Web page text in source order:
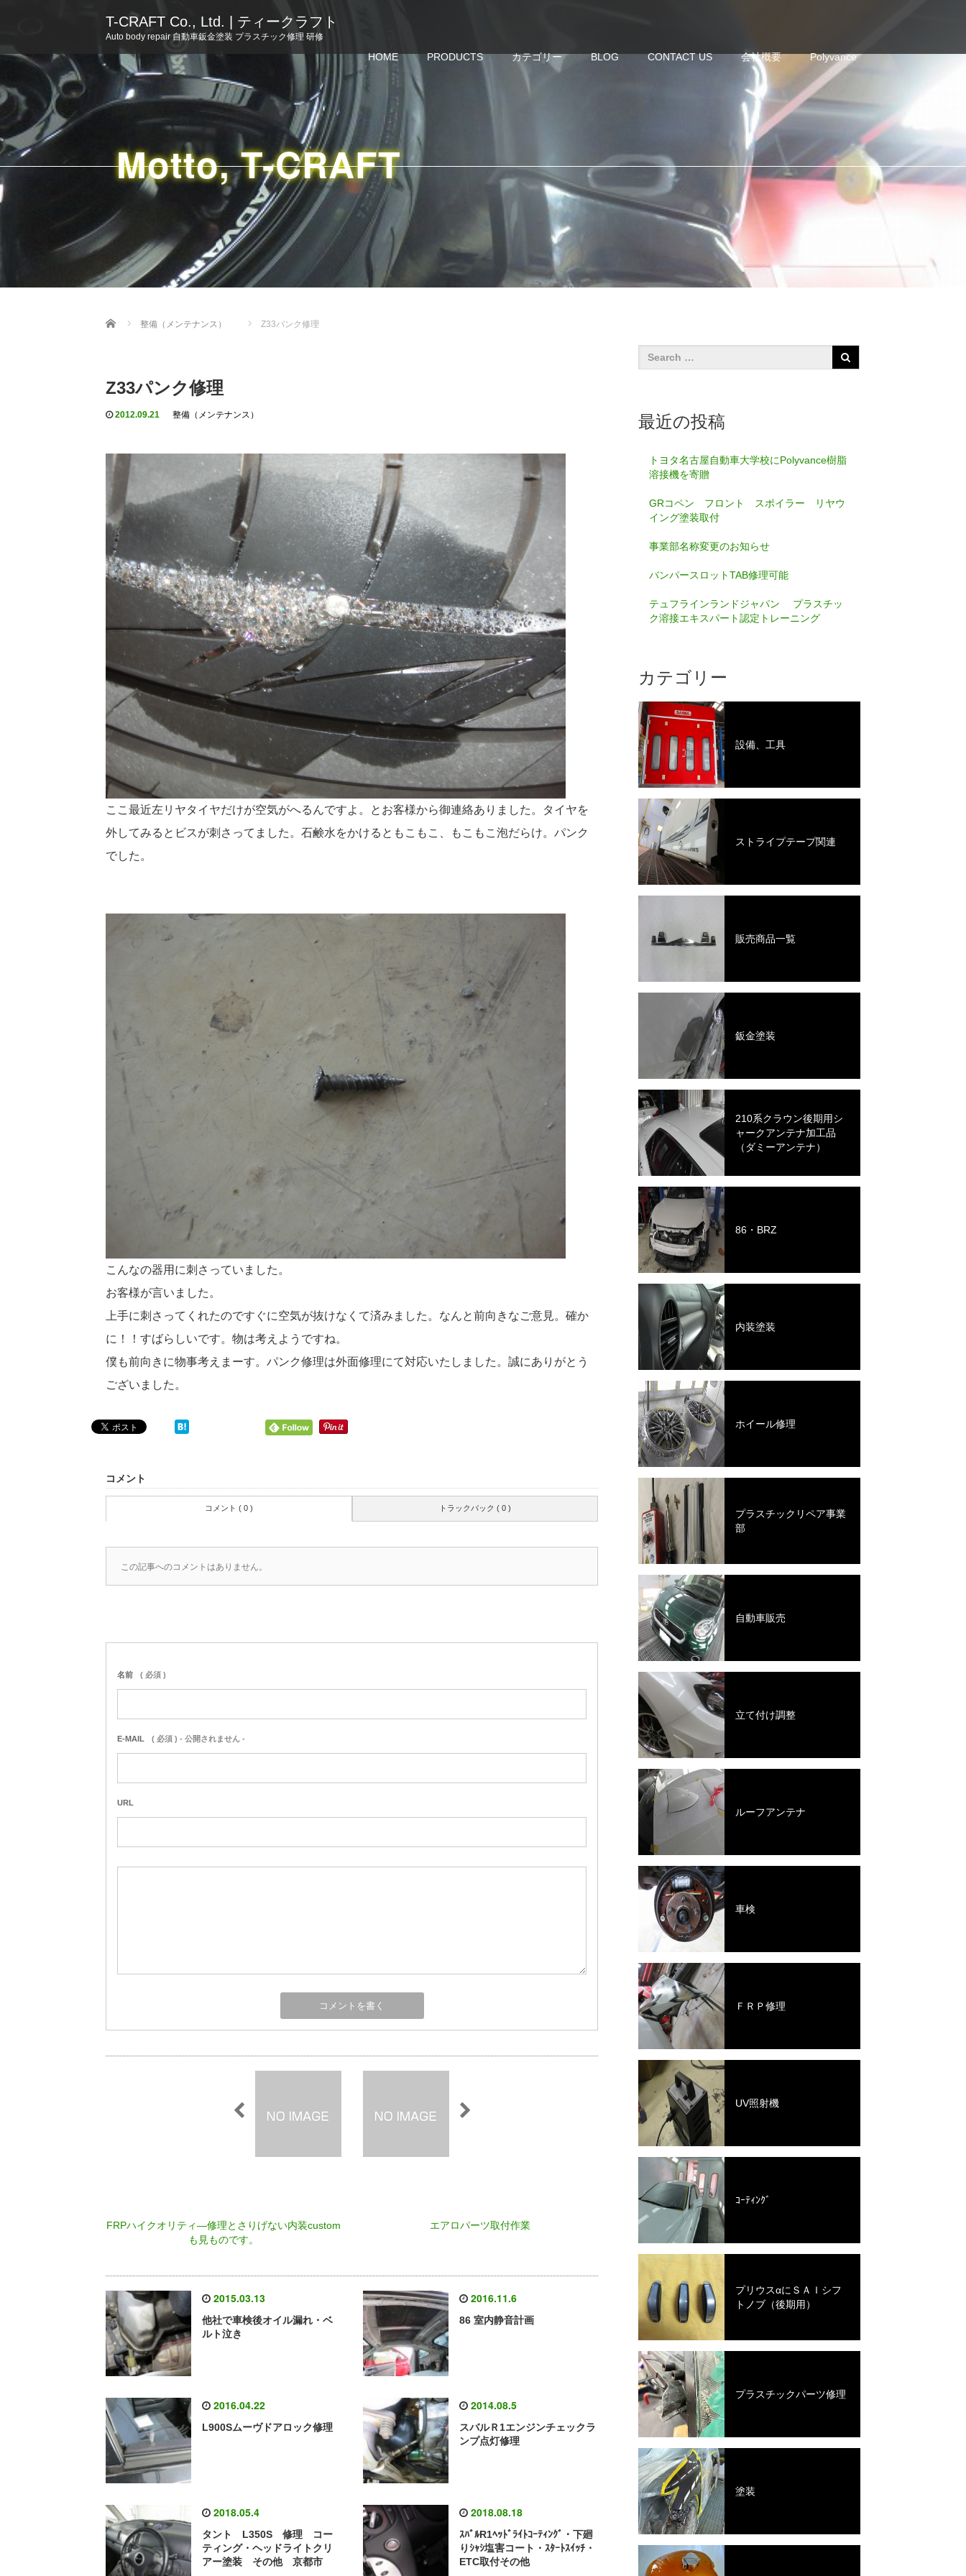
T-CRAFT Co., Ltd. | ティークラフト
Auto body repair 自動車鈑金塗装 プラスチック修理 研修
HOME PRODUCTS カテゴリー BLOG CONTACT US 会社概要 Polyvance
Motto, T-CRAFT
Home 整備（メンテナンス） Z33パンク修理
Z33パンク修理
2012.09.21 整備（メンテナンス）
ここ最近左リヤタイヤだけが空気がへるんですよ。とお客様から御連絡ありました。タイヤを
外してみるとビスが刺さってました。石鹸水をかけるともこもこ、もこもこ泡だらけ。パンク
でした。
こんなの器用に刺さっていました。
お客様が言いました。
上手に刺さってくれたのですぐに空気が抜けなくて済みました。なんと前向きなご意見。確か
に！！すばらしいです。物は考えようですね。
僕も前向きに物事考えまーす。パンク修理は外面修理にて対応いたしました。誠にありがとう
ございました。
コメント
コメント ( 0 ) トラックバック ( 0 )
この記事へのコメントはありません。
名前 ( 必須 )
E-MAIL ( 必須 ) - 公開されません -
URL
FRPハイクオリティ―修理とさりげない内装custom
も見ものです。
エアロパーツ取付作業
2015.03.13
他社で車検後オイル漏れ・ベ
ルト泣き
2016.11.6
86 室内静音計画
2016.04.22
L900Sムーヴドアロック修理
2014.08.5
スバルＲ1エンジンチェックラ
ンプ点灯修理
2018.05.4
タント L350S 修理 コー
ティング・ヘッドライトクリ
アー塗装 その他 京都市
2018.08.18
ｽﾊﾞﾙR1ﾍｯﾄﾞﾗｲﾄｺｰﾃｨﾝｸﾞ・下廻
りｼｬｼ塩害コート・ｽﾀｰﾄｽｲｯﾁ・
ETC取付その他
最近の投稿
トヨタ名古屋自動車大学校にPolyvance樹脂
溶接機を寄贈
GRコペン フロント スポイラー リヤウ
イング塗装取付
事業部名称変更のお知らせ
バンパースロットTAB修理可能
テュフラインランドジャパン プラスチッ
ク溶接エキスパート認定トレーニング
カテゴリー
設備、工具
ストライプテープ関連
販売商品一覧
鈑金塗装
210系クラウン後期用シ
ャークアンテナ加工品
（ダミーアンテナ）
86・BRZ
内装塗装
ホイール修理
プラスチックリペア事業
部
自動車販売
立て付け調整
ルーフアンテナ
車検
ＦＲＰ修理
UV照射機
ｺｰﾃｨﾝｸﾞ
プリウスαにＳＡＩシフ
トノブ（後期用）
プラスチックパーツ修理
塗装